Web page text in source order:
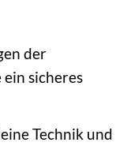
der
sicheres
Technik und